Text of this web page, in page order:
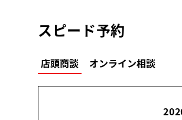
スピード予約
店頭商談 オンライン相談